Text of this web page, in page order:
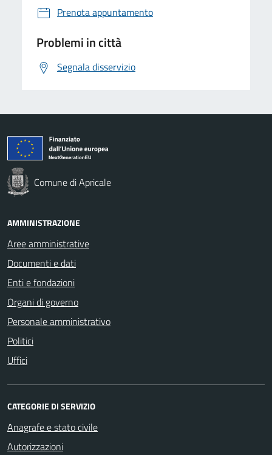
Prenota appuntamento
Problemi in città
Segnala disservizio
Comune di Apricale
AMMINISTRAZIONE
Aree amministrative
Documenti e dati
Enti e fondazioni
Organi di governo
Personale amministrativo
Politici
Uffici
CATEGORIE DI SERVIZIO
Anagrafe e stato civile
Autorizzazioni